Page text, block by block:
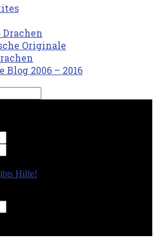
Drachen
Originale
Blog 2006 – 2016
Hilfe!